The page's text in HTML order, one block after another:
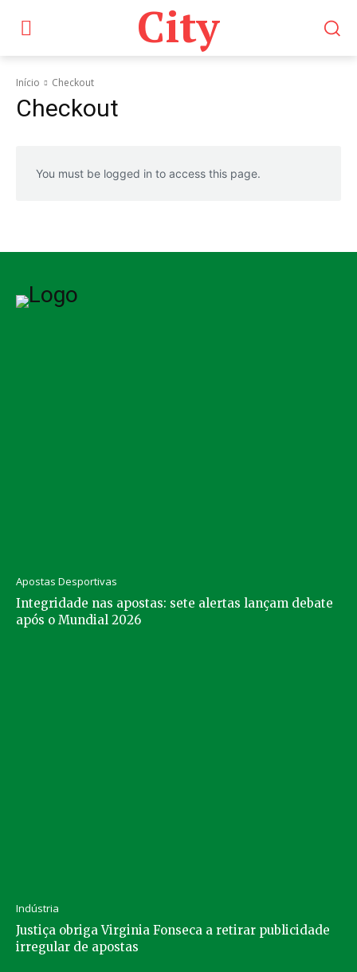
City
Início Checkout
Checkout
You must be logged in to access this page.
Apostas Desportivas
Integridade nas apostas: sete alertas lançam debate
após o Mundial 2026
Indústria
Justiça obriga Virginia Fonseca a retirar publicidade
irregular de apostas